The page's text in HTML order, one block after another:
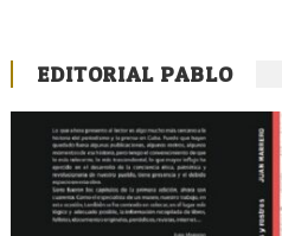
EDITORIAL PABLO